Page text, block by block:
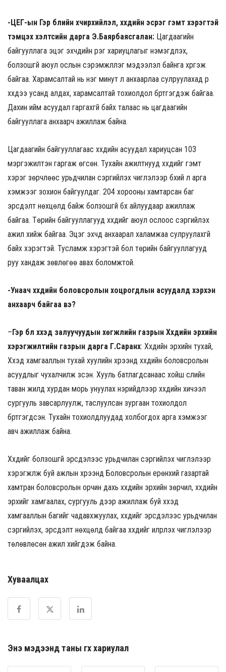
-ЦЕГ-ын Гэр бүлийн хүчирхийлэл, хүүхдийн эсрэг гэмт хэрэгтэй
тэмцэх хэлтсийн дарга Э.Баярбаясгалан: Цагдаагийн
байгууллага эцэг эхчүүдийн үүрэг хариуцлагыг нэмэгдүүлэх,
болзошгүй аюул ослын сэрэмжлүүлэг мэдээлэл байнга хүргэж
байгаа. Харамсалтай нь нэг минут л анхаарлаа сулруулахад үр
хүүхдээ усанд алдах, харамсалтай тохиолдол бүртгэгдэж байгаа.
Дахин ийм асуудал гаргахгүй байх талаас нь цагдаагийн
байгууллага анхаарч ажиллаж байна.
Цагдаагийн байгууллагаас хүүхдийн асуудал хариуцсан 103
мэргэжилтэн гаргаж өгсөн. Тухайн ажилтнууд хүүхдийг гэмт
хэрэг зөрчлөөс урьдчилан сэргийлэх чиглэлээр бүхий л арга
хэмжээг зохион байгуулдаг. 204 хорооны хамтарсан баг
эрсдэлт нөхцөлд байж болзошгүй бүх айлуудаар ажиллаж
байгаа. Төрийн байгууллагууд хүүхдийг аюул ослоос сэргийлэх
ажил хийж байгаа. Эцэг эхчүүд анхаарал халамжаа сулруулахгүй
байх хэрэгтэй. Тусламж хэрэгтэй бол төрийн байгууллагууд
руу хандаж зөвлөгөө авах боломжтой.
-Унаач хүүхдийн боловсролын хоцрогдлын асуудалд хэрхэн
анхаарч байгаа вэ?
– Гэр бүл хүүхэд залуучуудын хөгжлийн газрын Хүүхдийн эрхийн
хэрэгжилтийн газрын дарга Г.Саранхүү: Хүүхдийн эрхийн тухай,
Хүүхэд хамгааллын тухай хуулийн хүрээнд хүүхдийн боловсролын
асуудлыг чухалчилж үзсэн. Хууль батлагдсанаас хойш сүүлийн
таван жилд хурдан морь унуулах нэрийдлээр хүүхдийн хичээл
сургууль завсарлуулж, таслуулсан зургаан тохиолдол
бүртгэгдсэн. Тухайн тохиолдлуудад холбогдох арга хэмжээг
авч ажиллаж байна.
Хүүхдийг болзошгүй эрсдэлээс урьдчилан сэргийлэх чиглэлээр
хэрэгжүүлж буй ажлын хүрээнд Боловсролын ерөнхий газартай
хамтран боловсролын орчин дахь хүүхдийн эрхийн зөрчил, хүүхдийн
эрхийг хамгаалах, сургууль дээр ажиллаж буй хүүхэд
хамгааллын багийг чадавхжуулах, хүүхдийг эрсдэлээс урьдчилан
сэргийлэх, эрсдэлт нөхцөлд байгаа хүүхдийг илрүүлэх чиглэлээр
төлөвлөсөн ажил хийгдэж байна.
Хуваалцах
Энэ мэдээнд таны өгөх хариулал